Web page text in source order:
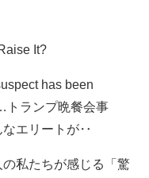
It?
has been
トランプ晩餐会事
なエリートが‥
私たちが感じる「驚